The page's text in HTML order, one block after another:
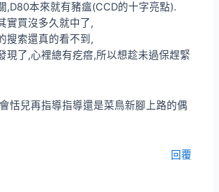
,D80本來就有豬瘟(CCD的十字亮點).
實買沒多久就中了,
搜索還真的看不到,
現了,心裡總有疙瘩,所以想趁未過保趕緊
恬兒再指導指導還是菜鳥新腳上路的偶
回覆